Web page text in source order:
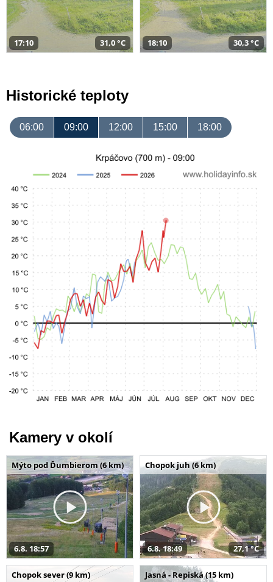
17:10 31,0 °C 18:10 30,3 °C
Historické teploty
06:00 09:00 12:00 15:00 18:00
Kamery v okolí
Mýto pod Ďumbierom (6 km)
6.8. 18:57
Chopok juh (6 km)
6.8. 18:49 27,1 °C
Chopok sever (9 km) Jasná - Repiská (15 km)